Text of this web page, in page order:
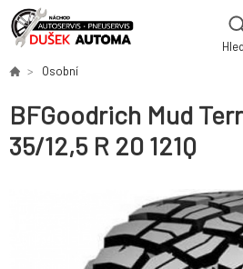
Osobní
BFGoodrich Mud
35/12,5 R 20 121Q